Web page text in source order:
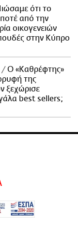
ότι το
από την
οικογενειών
στην Κύπρο
Ο «Καθρέφτης»
της
ξεχώρισε
best sellers;